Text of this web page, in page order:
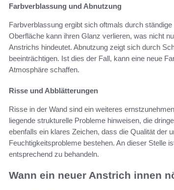
Farbverblassung und Abnutzung
Farbverblassung ergibt sich oftmals durch
Oberfläche kann ihren Glanz verlieren, was nicht
Anstrichs hindeutet. Abnutzung zeigt sich durch
beeinträchtigen. Ist dies der Fall, kann eine neue
Atmosphäre schaffen.
Risse und Abblätterungen
Risse in der Wand sind ein weiteres
liegende strukturelle Probleme hinweisen, die
ebenfalls ein klares Zeichen, dass die Qualität der
Feuchtigkeitsprobleme bestehen. An dieser Stelle
entsprechend zu behandeln.
Wann ein neuer Anstrich innen